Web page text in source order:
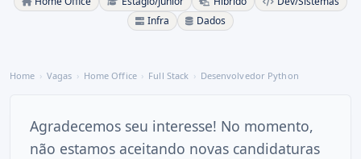
Infra
Dados
Home Vagas Home Office Full Stack Desenvolvedor Python
Agradecemos seu interesse! No momento,
não estamos aceitando novas candidaturas